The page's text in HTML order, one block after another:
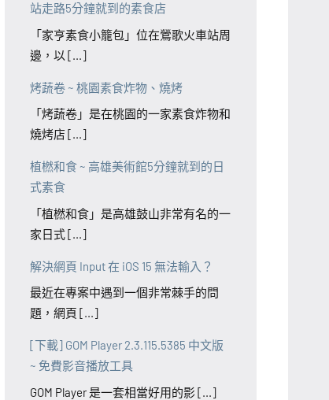
站走路5分鐘就到的素食店
「家亨素食小籠包」位在鶯歌火車站周
邊，以 [...]
烤蔬卷 ~ 桃園素食炸物、燒烤
「烤蔬卷」是在桃園的一家素食炸物和
燒烤店 [...]
植橪和食 ~ 高雄美術館5分鐘就到的日
式素食
「植橪和食」是高雄鼓山非常有名的一
家日式 [...]
解決網頁 Input 在 iOS 15 無法輸入？
最近在專案中遇到一個非常棘手的問
題，網頁 [...]
[下載] GOM Player 2.3.115.5385 中文版
~ 免費影音播放工具
GOM Player 是一套相當好用的影 [...]